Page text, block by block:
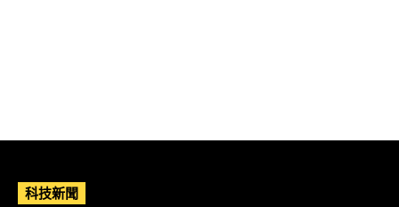
科技新聞